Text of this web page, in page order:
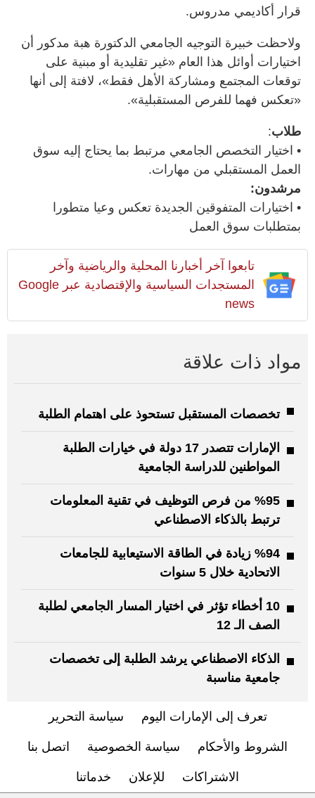
قرار أكاديمي مدروس.
ولاحظت خبيرة التوجيه الجامعي الدكتورة هبة مدكور أن
اختيارات أوائل هذا العام «غير تقليدية أو مبنية على
توقعات المجتمع ومشاركة الأهل فقط»، لافتة إلى أنها
«تعكس فهما للفرص المستقبلية».
طلاب:
• اختيار التخصص الجامعي مرتبط بما يحتاج إليه سوق
العمل المستقبلي من مهارات.
مرشدون:
• اختيارات المتفوقين الجديدة تعكس وعيا متطورا
بمتطلبات سوق العمل
تابعوا آخر أخبارنا المحلية والرياضية وآخر
المستجدات السياسية والإقتصادية عبر Google
news
مواد ذات علاقة
تخصصات المستقبل تستحوذ على اهتمام الطلبة
الإمارات تتصدر 17 دولة في خيارات الطلبة
المواطنين للدراسة الجامعية
%95 من فرص التوظيف في تقنية المعلومات
ترتبط بالذكاء الاصطناعي
%94 زيادة في الطاقة الاستيعابية للجامعات
الاتحادية خلال 5 سنوات
10 أخطاء تؤثر في اختيار المسار الجامعي لطلبة
الصف الـ 12
الذكاء الاصطناعي يرشد الطلبة إلى تخصصات
جامعية مناسبة
تعرف إلى الإمارات اليوم سياسة التحرير
الشروط والأحكام سياسة الخصوصية اتصل بنا
الاشتراكات للإعلان خدماتنا